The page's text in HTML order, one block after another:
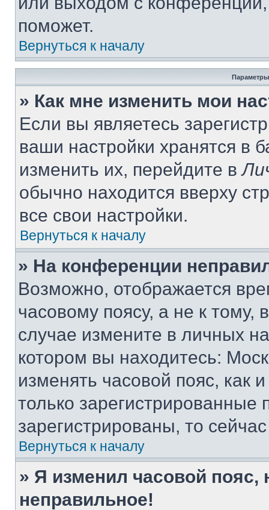
поможет.
Вернуться к началу
Параметры
» Как мне изменить мои
Если вы являетесь
ваши настройки хранятся в
изменить их, перейдите в
обычно находится вверху
все свои настройки.
Вернуться к началу
» На конференции
Возможно, отображается
часовому поясу, а не к тому,
случае измените в личных
котором вы находитесь:
изменять часовой пояс, как
только
зарегистрированы, то
Вернуться к началу
» Я изменил часовой пояс,
неправильное!